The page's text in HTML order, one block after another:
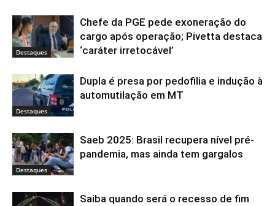
Destaques
Chefe da PGE pede exoneração do
cargo após operação; Pivetta destaca
‘caráter irretocável’
Destaques
Dupla é presa por pedofilia e indução à
automutilação em MT
Destaques
Saeb 2025: Brasil recupera nível pré-
pandemia, mas ainda tem gargalos
Saiba quando será o recesso de fim